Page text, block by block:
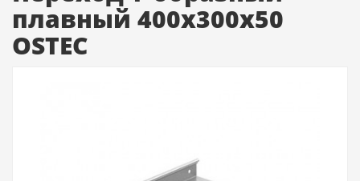
плавный 400х300х50
OSTEC